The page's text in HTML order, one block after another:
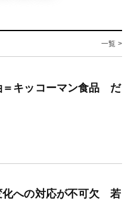
一覧 >
＝キッコーマン食品 だ
への対応が不可欠 若